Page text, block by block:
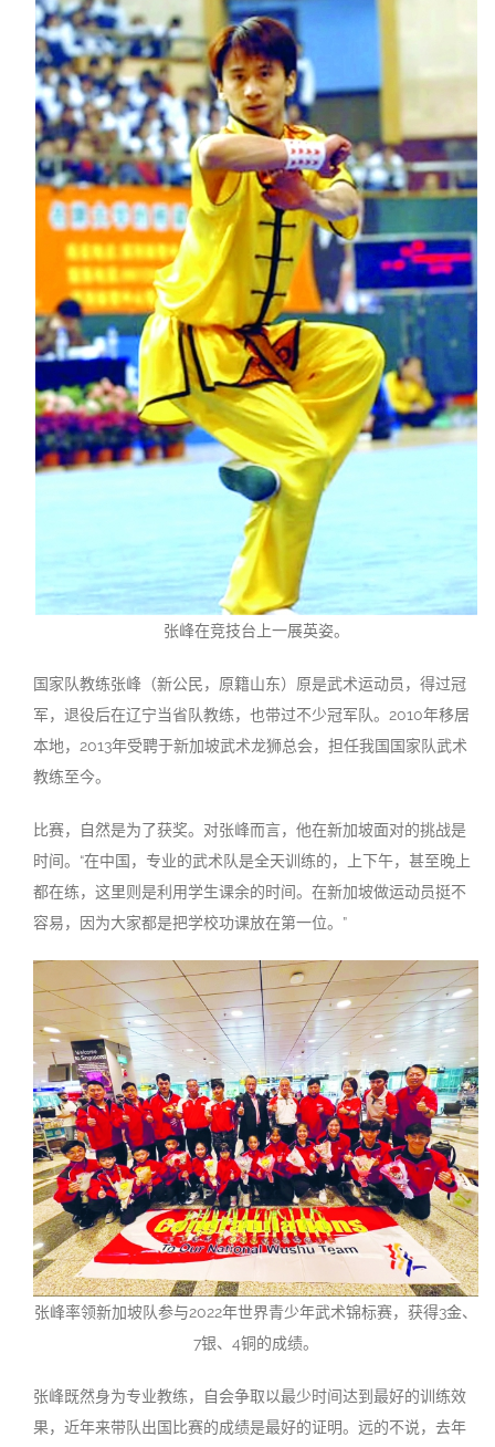
张峰在竞技台上一展英姿。
国家队教练张峰（新公民，原籍山东）原是武术运动员，得过冠
军，退役后在辽宁当省队教练，也带过不少冠军队。2010年移居
本地，2013年受聘于新加坡武术龙狮总会，担任我国国家队武术
教练至今。
比赛，自然是为了获奖。对张峰而言，他在新加坡面对的挑战是
时间。“在中国，专业的武术队是全天训练的，上下午，甚至晚上
都在练，这里则是利用学生课余的时间。在新加坡做运动员挺不
容易，因为大家都是把学校功课放在第一位。”
张峰率领新加坡队参与2022年世界青少年武术锦标赛，获得3金、
7银、4铜的成绩。
张峰既然身为专业教练，自会争取以最少时间达到最好的训练效
果，近年来带队出国比赛的成绩是最好的证明。远的不说，去年